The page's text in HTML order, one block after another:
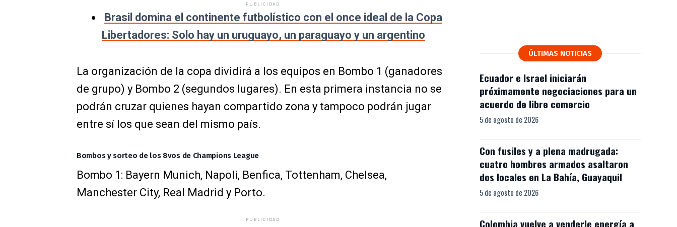
PUBLICIDAD
Brasil domina el continente futbolístico con el once ideal de la Copa
Libertadores: Solo hay un uruguayo, un paraguayo y un argentino
La organización de la copa dividirá a los equipos en Bombo 1 (ganadores
de grupo) y Bombo 2 (segundos lugares). En esta primera instancia no se
podrán cruzar quienes hayan compartido zona y tampoco podrán jugar
entre sí los que sean del mismo país.
Bombos y sorteo de los 8vos de Champions League
Bombo 1: Bayern Munich, Napoli, Benfica, Tottenham, Chelsea,
Manchester City, Real Madrid y Porto.
PUBLICIDAD
ÚLTIMAS NOTICIAS
Ecuador e Israel iniciarán
próximamente negociaciones para un
acuerdo de libre comercio
5 de agosto de 2026
Con fusiles y a plena madrugada:
cuatro hombres armados asaltaron
dos locales en La Bahía, Guayaquil
5 de agosto de 2026
Colombia vuelve a venderle energía a